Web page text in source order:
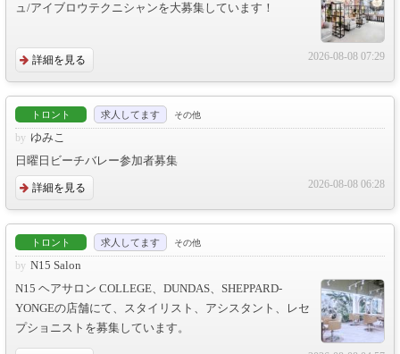
ュ/アイブロウテクニシャンを大募集しています！
詳細を見る 2026-08-08 07:29
トロント 求人してます その他
ゆみこ
日曜日ビーチバレー参加者募集
詳細を見る 2026-08-08 06:28
トロント 求人してます その他
N15 Salon
N15 ヘアサロン COLLEGE、DUNDAS、SHEPPARD-
YONGEの店舗にて、スタイリスト、アシスタント、レセ
プショニストを募集しています。